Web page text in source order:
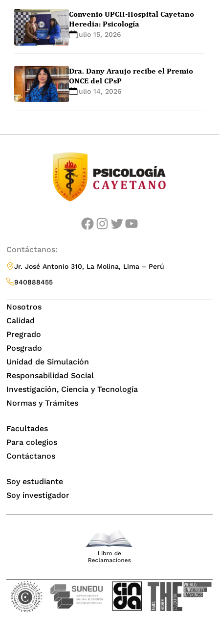
Convenio UPCH-Hospital Cayetano
Heredia: Psicología
julio 15, 2026
Dra. Dany Araujo recibe el Premio
ONCE del CPsP
julio 14, 2026
facebook instagram twitter youtube
Contáctanos:
Jr. José Antonio 310, La Molina, Lima – Perú
940888455
Nosotros
Calidad
Pregrado
Posgrado
Unidad de Simulación
Responsabilidad Social
Investigación, Ciencia y Tecnología
Normas y Trámites
Facultades
Para colegios
Contáctanos
Soy estudiante
Soy investigador